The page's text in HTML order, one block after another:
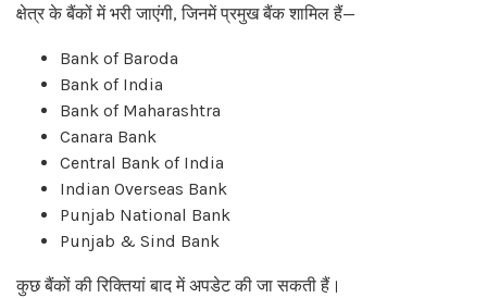
क्षेत्र के बैंकों में भरी जाएंगी, जिनमें प्रमुख बैंक शामिल हैं—
Bank of Baroda
Bank of India
Bank of Maharashtra
Canara Bank
Central Bank of India
Indian Overseas Bank
Punjab National Bank
Punjab & Sind Bank
कुछ बैंकों की रिक्तियां बाद में अपडेट की जा सकती हैं।